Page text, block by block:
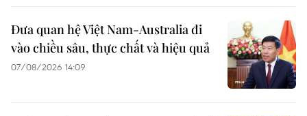
Đưa quan hệ Việt Nam-Australia đi
vào chiều sâu, thực chất và hiệu quả
07/08/2026 14:09